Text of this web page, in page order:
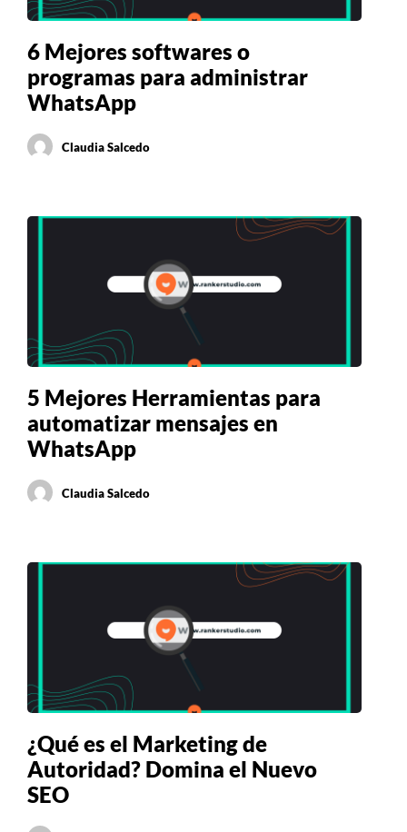
6 Mejores softwares o
programas para administrar
WhatsApp
Claudia Salcedo
5 Mejores Herramientas para
automatizar mensajes en
WhatsApp
Claudia Salcedo
¿Qué es el Marketing de
Autoridad? Domina el Nuevo
SEO